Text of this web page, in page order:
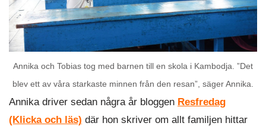
Annika och Tobias tog med barnen till en skola i Kambodja. ”Det
blev ett av våra starkaste minnen från den resan”, säger Annika.
Annika driver sedan några år bloggen Resfredag
(Klicka och läs) där hon skriver om allt familjen hittar